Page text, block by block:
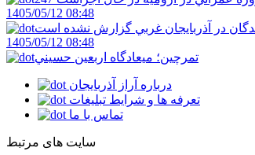
1405/05/12 08:48
در آذربايجان غربي گزارش نشده است
1405/05/12 08:48
تمرچين؛ ميعادگاه اربعين حسيني
درباره آراز آذربایجان
تعرفه ها و شرایط تبلیغات
تماس با ما
سایت های مرتبط